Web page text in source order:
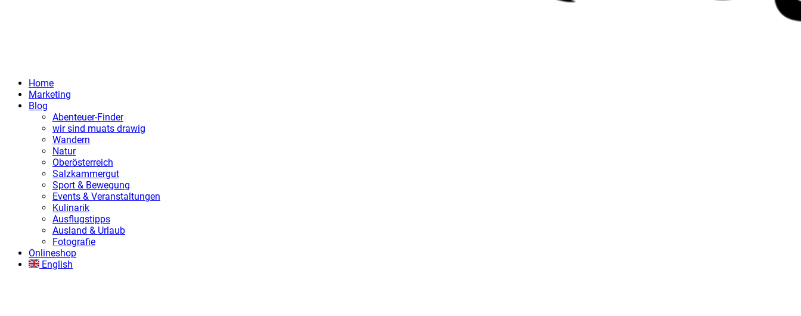
Home
Marketing
Blog
Abenteuer-Finder
wir sind muats drawig
Wandern
Natur
Oberösterreich
Salzkammergut
Sport & Bewegung
Events & Veranstaltungen
Kulinarik
Ausflugstipps
Ausland & Urlaub
Fotografie
Onlineshop
English